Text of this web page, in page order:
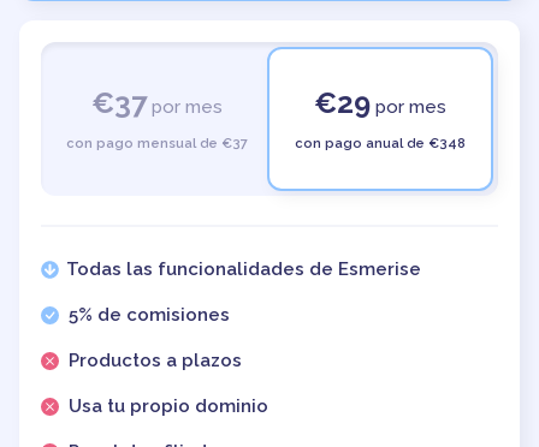
€37por mes
con pago mensual de €37
€29 por mes
con pago anual de €348
Todas las funcionalidades de Esmerise
5% de comisiones
Productos a plazos
Usa tu propio dominio